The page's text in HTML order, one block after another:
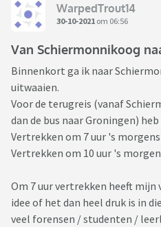
WarpedTrout14
30-10-2021 om 06:56
Van Schiermonnikoog
Binnenkort ga ik naar
uitwaaien.
Voor de terugreis (vanaf
dan de bus naar Groningen)
Vertrekken om 7 uur 's morgens
Vertrekken om 10 uur 's
Om 7 uur vertrekken heeft mijn
idee of het dan heel druk is in
veel forensen / studenten /